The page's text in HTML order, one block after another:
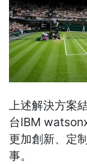
上述解決方案
台IBM
更加創新、定
事。